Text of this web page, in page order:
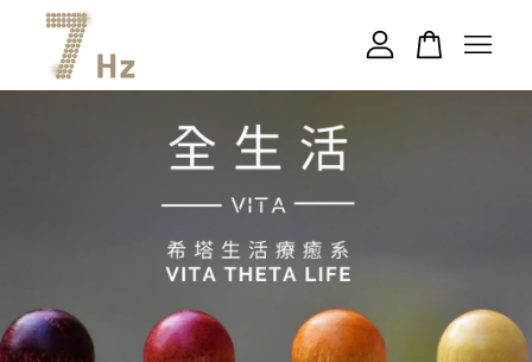
您的購物車目前還是空的。
繼續購物